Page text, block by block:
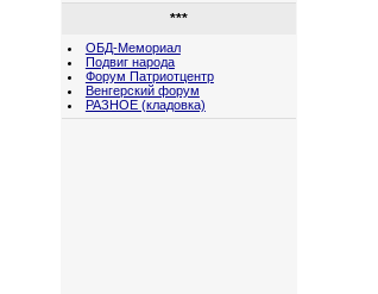
***
ОБД-Мемориал
Подвиг народа
Форум Патриотцентр
Венгерский форум
РАЗНОЕ (кладовка)